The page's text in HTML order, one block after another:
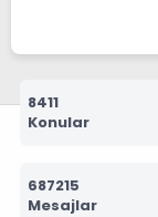
8411
Konular
687215
Mesajlar